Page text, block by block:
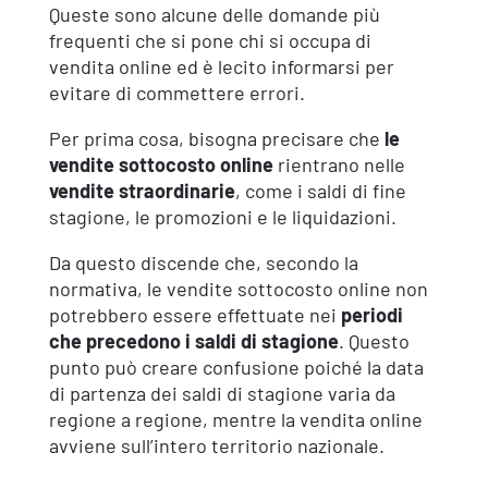
Queste sono alcune delle domande più
frequenti che si pone chi si occupa di
vendita online ed è lecito informarsi per
evitare di commettere errori.
Per prima cosa, bisogna precisare che le
vendite sottocosto onlinerientrano nelle
vendite straordinarie, come i saldi di fine
stagione, le promozioni e le liquidazioni.
Da questo discende che, secondo la
normativa, le vendite sottocosto online non
potrebbero essere effettuate nei periodi
che precedono i saldi di stagione. Questo
punto può creare confusione poiché la data
di partenza dei saldi di stagione varia da
regione a regione, mentre la vendita online
avviene sull’intero territorio nazionale.